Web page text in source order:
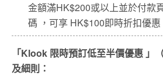
金額滿HK$200或以上並於付款
碼 ，可享 HK$100即時折扣優惠
「Klook 限時預訂低至半價優惠 」
及細則：